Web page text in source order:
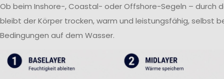
Ob beim Inshore-, Coastal- oder Offshore-Segeln – durch
bleibt der Körper trocken, warm und leistungsfähig, selbst
Bedingungen auf dem Wasser.